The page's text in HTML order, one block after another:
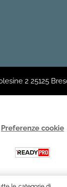
2 25125
Preferenze cookie